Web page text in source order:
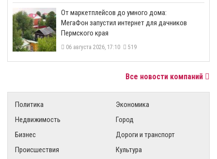
От маркетплейсов до умного дома:
МегаФон запустил интернет для дачников
Пермского края
06 августа 2026, 17:10 519
Все новости компаний
Политика
Экономика
Недвижимость
Город
Бизнес
Дороги и транспорт
Происшествия
Культура